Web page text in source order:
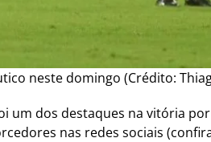
neste domingo (Crédito:
dos destaques na vitória
nas redes sociais